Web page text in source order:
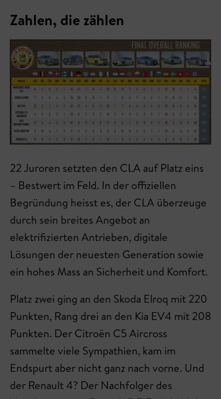
Zahlen, die zählen
22 Juroren setzten den CLA auf Platz eins
– Bestwert im Feld. In der offiziellen
Begründung heisst es, der CLA überzeuge
durch sein breites Angebot an
elektrifizierten Antrieben, digitale
Lösungen der neuesten Generation sowie
ein hohes Mass an Sicherheit und Komfort.
Platz zwei ging an den Skoda Elroq mit 220
Punkten, Rang drei an den Kia EV4 mit 208
Punkten. Der Citroën C5 Aircross
sammelte viele Sympathien, kam im
Endspurt aber nicht ganz nach vorne. Und
der Renault 4? Der Nachfolger des